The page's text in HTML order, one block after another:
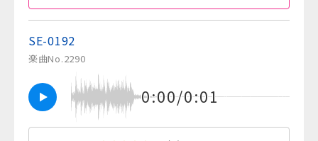
SE-0192
楽曲No.2290
0:00/0:01